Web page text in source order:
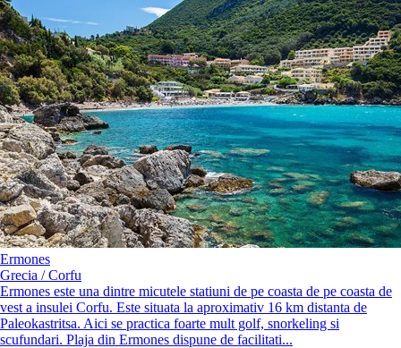
Ermones
Grecia / Corfu
Ermones este una dintre micutele statiuni de pe coasta de pe coasta de
vest a insulei Corfu. Este situata la aproximativ 16 km distanta de
Paleokastritsa. Aici se practica foarte mult golf, snorkeling si
scufundari. Plaja din Ermones dispune de facilitati...